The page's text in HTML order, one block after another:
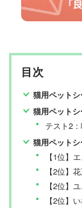
目次
猫用ペット
猫用ペット
テスト2
猫用ペット
【1位】
【2位】花
【2位】
【2位】い